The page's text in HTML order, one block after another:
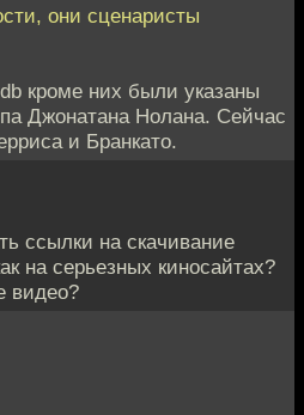
они сценаристы
кроме них были указаны
Джонатана Нолана. Сейчас
и Бранкато.
ссылки на скачивание
на серьезных киносайтах?
видео?